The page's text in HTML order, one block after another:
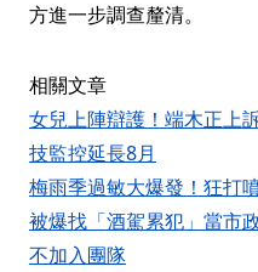
方進一步調查釐清。
相關文章
女兒上陣辯護！端木正
技監控延長8月
梅雨季過敏大爆發！狂打
被爆找「酒駕累犯」當市
不加入團隊